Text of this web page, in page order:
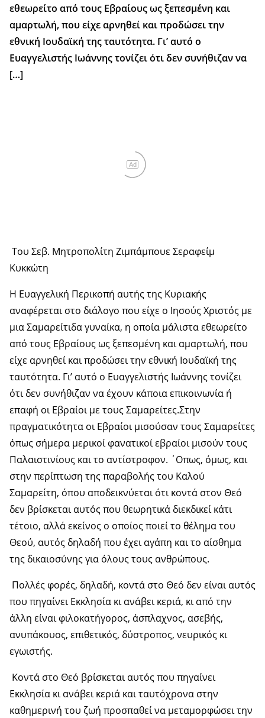
εθεωρείτο από τους Εβραίους ως ξεπεσμένη και
αμαρτωλή, που είχε αρνηθεί και προδώσει την
εθνική Ιουδαϊκή της ταυτότητα. Γι’ αυτό ο
Ευαγγελιστής Ιωάννης τονίζει ότι δεν συνήθιζαν να
[…]
Ad
Του Σεβ. Μητροπολίτη Ζιμπάμπουε Σεραφείμ
Κυκκώτη
Η Ευαγγελική Περικοπή αυτής της Κυριακής
αναφέρεται στο διάλογο που είχε ο Ιησούς Χριστός με
μια Σαμαρείτιδα γυναίκα, η οποία μάλιστα εθεωρείτο
από τους Εβραίους ως ξεπεσμένη και αμαρτωλή, που
είχε αρνηθεί και προδώσει την εθνική Ιουδαϊκή της
ταυτότητα. Γι’ αυτό ο Ευαγγελιστής Ιωάννης τονίζει
ότι δεν συνήθιζαν να έχουν κάποια επικοινωνία ή
επαφή οι Εβραίοι με τους Σαμαρείτες.Στην
πραγματικότητα οι Εβραίοι μισούσαν τους Σαμαρείτες
όπως σήμερα μερικοί φανατικοί εβραίοι μισούν τους
Παλαιστινίους και το αντίστροφον. ΄Οπως, όμως, και
στην περίπτωση της παραβολής του Καλού
Σαμαρείτη, όπου αποδεικνύεται ότι κοντά στον Θεό
δεν βρίσκεται αυτός που θεωρητικά διεκδικεί κάτι
τέτοιο, αλλά εκείνος ο οποίος ποιεί το θέλημα του
Θεού, αυτός δηλαδή που έχει αγάπη και το αίσθημα
της δικαιοσύνης για όλους τους ανθρώπους.
Πολλές φορές, δηλαδή, κοντά στο Θεό δεν είναι αυτός
που πηγαίνει Εκκλησία κι ανάβει κεριά, κι από την
άλλη είναι φιλοκατήγορος, άσπλαχνος, ασεβής,
ανυπάκουος, επιθετικός, δύστροπος, νευρικός κι
εγωιστής.
Κοντά στο Θεό βρίσκεται αυτός που πηγαίνει
Εκκλησία κι ανάβει κεριά και ταυτόχρονα στην
καθημερινή του ζωή προσπαθεί να μεταμορφώσει την